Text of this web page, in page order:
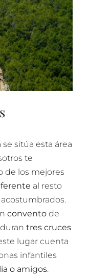
se sitúa esta área
te
de los mejores
al resto
convento de
tres cruces
lugar cuenta
infantiles
o amigos.